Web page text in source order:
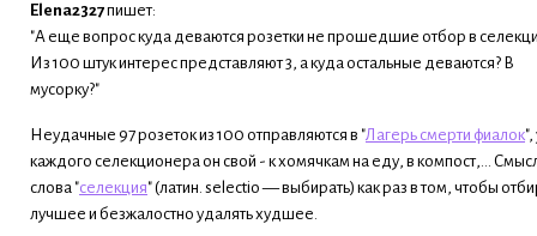
Elena2327пишет:
"А еще вопрос куда деваются розетки не прошедшие отбор в
Из 100 штук интерес представляют 3, а куда остальные деваются? В
мусорку?"
Неудачные 97 розеток из 100 отправляются в "Лагерь смерти фиалок",
каждого селекционера он свой - к хомячкам на еду, в компост,...
слова "селекция" (латин. selectio — выбирать) как раз в том, чтобы
лучшее и безжалостно удалять худшее.